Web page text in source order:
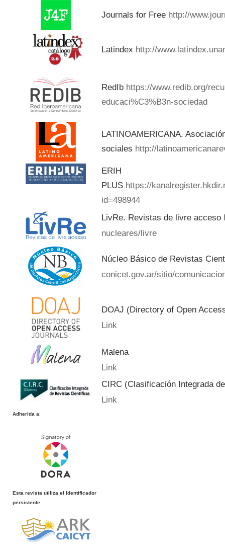
Journals for Free http://
Latindex http://
RedIb https://www.redib.org/
educaci%C3%B3n-sociedad
LATINOAMERICANA.
sociales http://
ERIH
PLUS https://
id=498944
LivRe. Revistas de livre acceso
nucleares/livre
Núcleo Básico de Revistas
conicet.gov.ar/sitio/
DOAJ (Directory of Open
Link
Malena
Link
CIRC (Clasificación Integrada
Link
Adherida a:
Esta revista utiliza el Identificador
persistente: